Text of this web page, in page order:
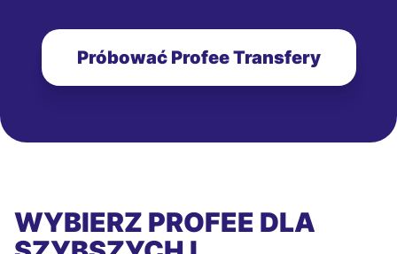
Próbować Profee Transfery
WYBIERZ PROFEE DLA